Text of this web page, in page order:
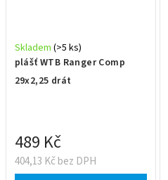
plášť WTB Ranger Comp
29x2,25 drát
Skladem (>5 ks)
404,13 Kč bez DPH
489 Kč